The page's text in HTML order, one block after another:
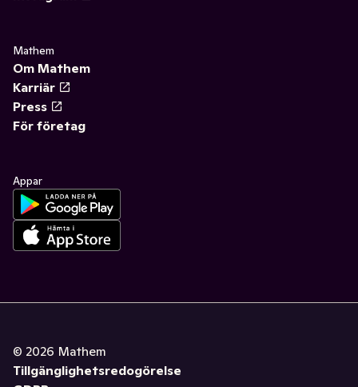
Mathem
Om Mathem
Karriär
Press
För företag
Appar
© 2026 Mathem
Tillgänglighetsredogörelse